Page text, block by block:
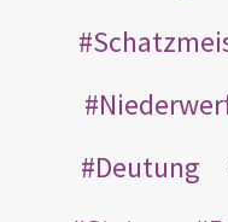
Deutung